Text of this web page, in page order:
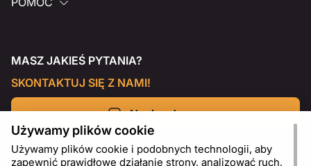
MASZ JAKIEŚ PYTANIA?
SKONTAKTUJ SIĘ Z NAMI!
Napisz do nas
Używamy plików cookie
Używamy plików cookie i podobnych technologii, aby
zapewnić prawidłowe działanie strony, analizować ruch,